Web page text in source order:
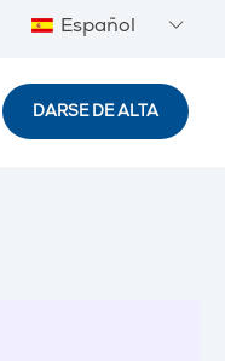
Español
DARSE DE ALTA